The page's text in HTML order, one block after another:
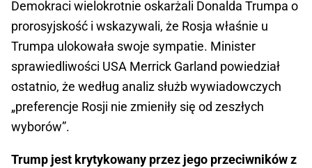
Demokraci wielokrotnie oskarżali Donalda Trumpa o
prorosyjskość i wskazywali, że Rosja właśnie u
Trumpa ulokowała swoje sympatie. Minister
sprawiedliwości USA Merrick Garland powiedział
ostatnio, że według analiz służb wywiadowczych
„preferencje Rosji nie zmieniły się od zeszłych
wyborów”.
Trump jest krytykowany przez jego przeciwników z